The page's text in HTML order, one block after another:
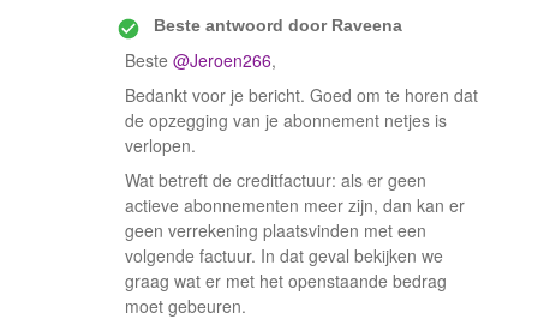
Beste antwoord doorRaveena
Beste ​ @Jeroen266,
Bedankt voor je bericht. Goed om te horen dat
de opzegging van je abonnement netjes is
verlopen.
Wat betreft de creditfactuur: als er geen
actieve abonnementen meer zijn, dan kan er
geen verrekening plaatsvinden met een
volgende factuur. In dat geval bekijken we
graag wat er met het openstaande bedrag
moet gebeuren.